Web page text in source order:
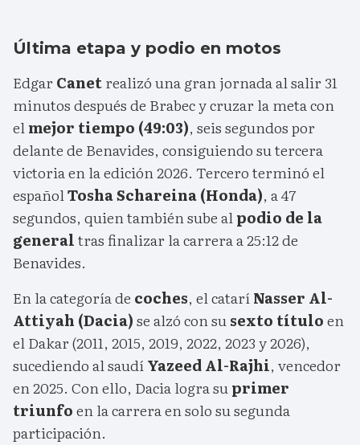
Última etapa y podio en motos
EdgarCanetrealizó una gran jornada al salir 31
minutos después de Brabec y cruzar la meta con
elmejor tiempo (49:03), seis segundos por
delante de Benavides, consiguiendo su tercera
victoria en la edición 2026. Tercero terminó el
españolTosha Schareina (Honda), a 47
segundos, quien también sube alpodio de la
generaltras finalizar la carrera a 25:12 de
Benavides.
En la categoría de coches, el cataríNasser Al-
Attiyah (Dacia)se alzó con susexto títuloen
el Dakar (2011, 2015, 2019, 2022, 2023 y 2026),
sucediendo al saudíYazeed Al-Rajhi, vencedor
en 2025. Con ello, Dacia logra suprimer
triunfoen la carrera en solo su segunda
participación.